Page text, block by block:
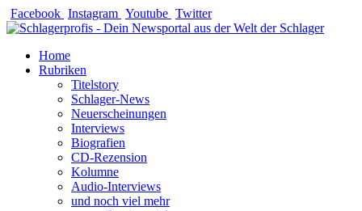
Zum
Inhalt
Facebook Instagram Youtube Twitter
Home
Rubriken
Titelstory
Schlager-News
Neuerscheinungen
Interviews
Biografien
CD-Rezension
Kolumne
Audio-Interviews
und noch viel mehr